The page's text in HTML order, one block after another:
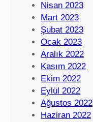
Nisan 2023
Mart 2023
Şubat 2023
Ocak 2023
Aralık 2022
Kasım 2022
Ekim 2022
Eylül 2022
Ağustos 2022
Haziran 2022